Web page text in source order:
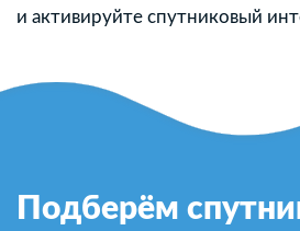
и активируйте спутниковый
Подберём